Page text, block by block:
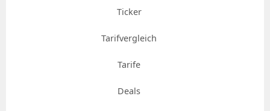
Ticker
Tarifvergleich
Tarife
Deals